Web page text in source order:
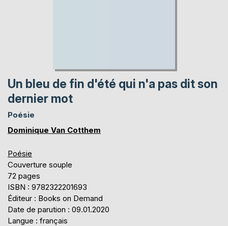
Un bleu de fin d'été qui n'a pas dit son
dernier mot
Poésie
Dominique Van Cotthem
Poésie
Couverture souple
72 pages
ISBN : 9782322201693
Éditeur : Books on Demand
Date de parution : 09.01.2020
Langue : français